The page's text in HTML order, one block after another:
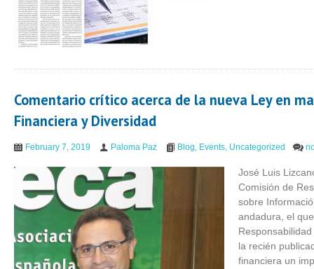
Comentario crítico acerca de la nueva Ley en
Financiera y Diversidad
February 7, 2019 Paloma Paz Blog, Events, Uncategorized
José Luis
Comisión de
sobre
andadura, el
la recién
financiera un